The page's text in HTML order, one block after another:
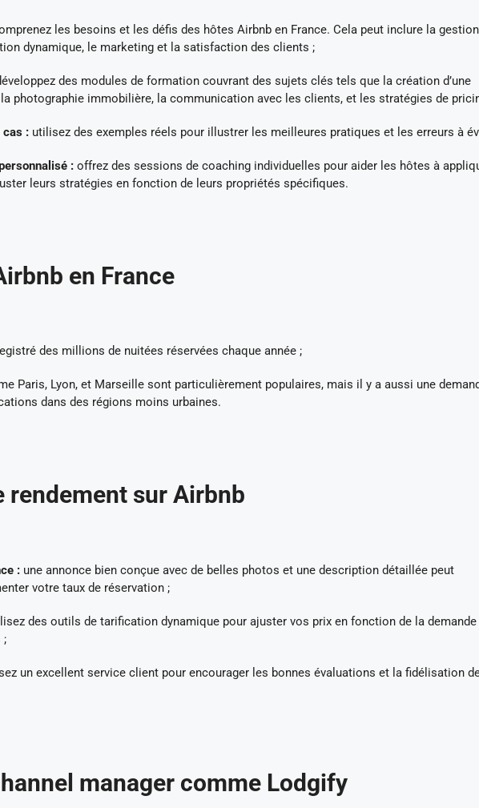
les besoins et les défis des hôtes Airbnb en France. Cela peut inclure la
dynamique, le marketing et la satisfaction des clients ;
des modules de formation couvrant des sujets clés tels que la création d’une
photographie immobilière, la communication avec les clients, et les stratégies de
cas : utilisez des exemples réels pour illustrer les meilleures pratiques et les erreurs à
: offrez des sessions de coaching individuelles pour aider les hôtes à
leurs stratégies en fonction de leurs propriétés spécifiques.
en France
des millions de nuitées réservées chaque année ;
Paris, Lyon, et Marseille sont particulièrement populaires, mais il y a aussi une
dans des régions moins urbaines.
rendement sur Airbnb
: une annonce bien conçue avec de belles photos et une description détaillée peut
votre taux de réservation ;
des outils de tarification dynamique pour ajuster vos prix en fonction de la
;
un excellent service client pour encourager les bonnes évaluations et la fidélisation
manager comme Lodgify